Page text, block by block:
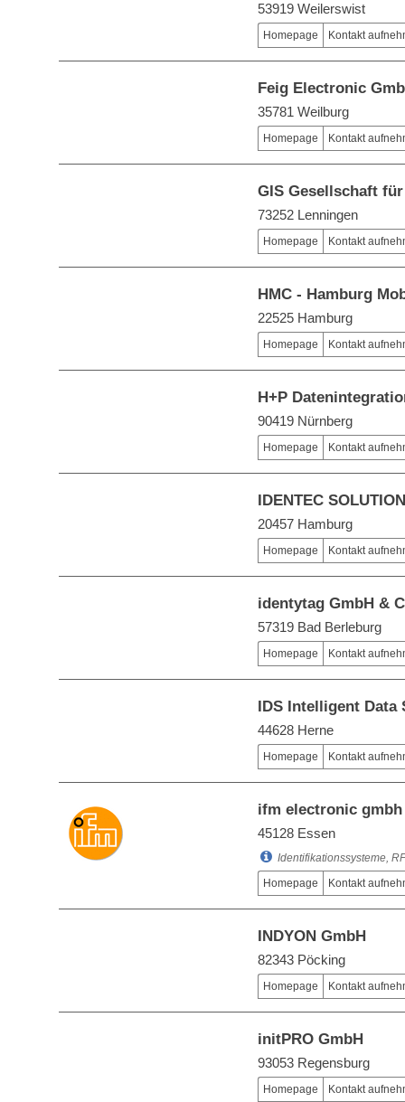
53919 Weilerswist
Homepage Kontakt
Feig Electronic
35781 Weilburg
Homepage Kontakt
GIS Gesellschaft
73252 Lenningen
Homepage Kontakt
HMC - Hamburg
22525 Hamburg
Homepage Kontakt
H+P
90419 Nürnberg
Homepage Kontakt
IDENTEC
20457 Hamburg
Homepage Kontakt
identytag GmbH &
57319 Bad Berleburg
Homepage Kontakt
IDS Intelligent Data
44628 Herne
Homepage Kontakt
ifm electronic gmbh
45128 Essen
Identifikationssysteme,
Homepage
Kontakt
INDYON GmbH
82343 Pöcking
Homepage Kontakt
initPRO GmbH
93053 Regensburg
Homepage Kontakt